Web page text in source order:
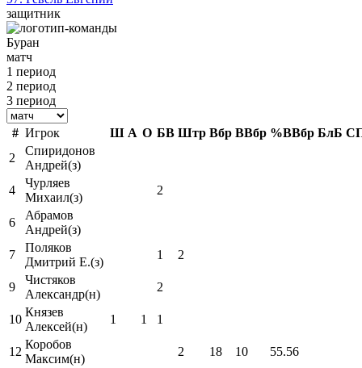
защитник
Буран
матч
1 период
2 период
3 период
# Игрок Ш А О БВ Штр Вбр ВВбр %ВВбр БлБ
2
Спиридонов
Андрей(з)
4
Чурляев
Михаил(з)
2
6
Абрамов
Андрей(з)
7
Поляков
Дмитрий Е.(з)
1 2
9
Чистяков
Александр(н)
2
10
Князев
Алексей(н)
1 1 1
12
Коробов
Максим(н)
2 18 10 55.56